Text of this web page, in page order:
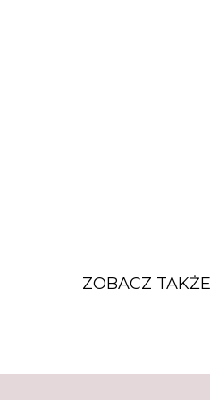
ZOBACZ TAKŻE